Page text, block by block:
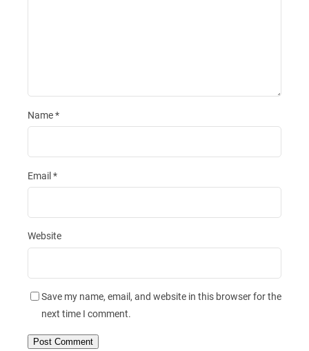
Name*
Email *
Website
Save my name, email, and website in this browser for the
next time I comment.